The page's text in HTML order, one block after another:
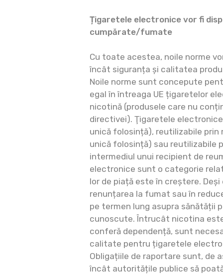
Țigaretele electronice vor fi
cumpărate/fumate
Cu toate acestea, noile norme
încât siguranța și calitatea
Noile norme sunt concepute
egal în întreaga UE țigaretelor
nicotină (produsele care nu
directivei). Ţigaretele
unică folosință), reutilizabile prin
unică folosință) sau reutilizabile
intermediul unui recipient de
electronice sunt o categorie
lor de piață este în creștere.
renunțarea la fumat sau în
pe termen lung asupra sănătății
cunoscute. Întrucât nicotina
conferă dependență, sunt
calitate pentru țigaretele
Obligațiile de raportare sunt, de
încât autoritățile publice să